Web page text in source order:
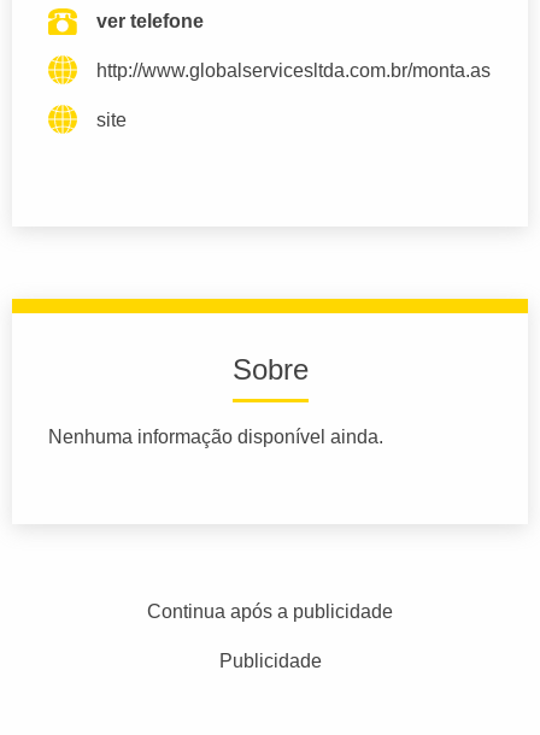
ver telefone
http://www.globalservicesltda.com.br/
site
Sobre
Nenhuma informação disponível ainda.
Continua após a publicidade
Publicidade